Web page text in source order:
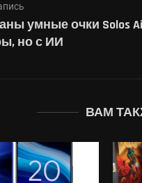
умные очки Solos
но с ИИ
ВАМ